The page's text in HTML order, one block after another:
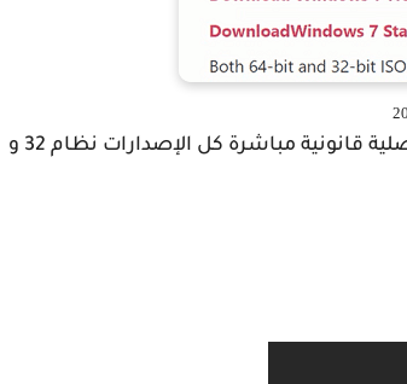
و الأن نترككم مع الشرح المفصل لكيفية تحميل ويندوز 7 نسخ أصلية قانونية مباشرة كل الإصدارات نظام 32 و